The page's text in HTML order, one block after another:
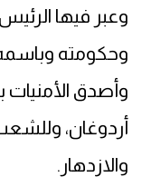
وعبر فيها
وحكومته
وأصدق
أردوغان،
والازدهار.